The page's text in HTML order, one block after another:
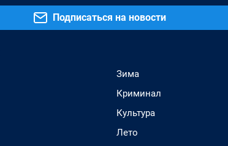
Подписаться на новости
Зима
Криминал
Культура
Лето